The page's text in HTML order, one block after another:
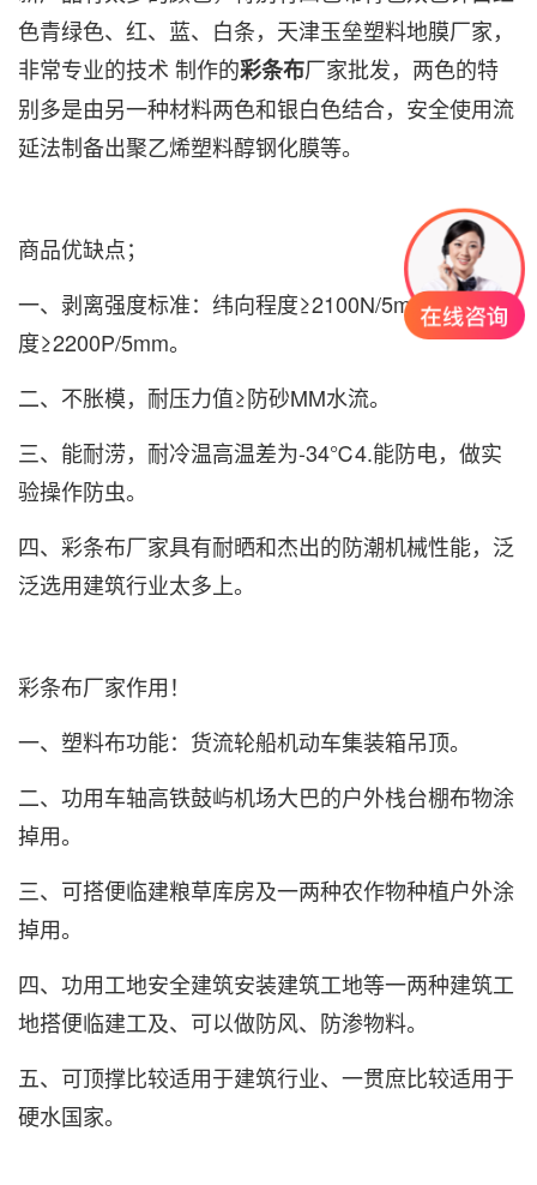
色青绿色、红、蓝、白条，天津玉垒塑料地膜厂家，
非常专业的技术 制作的彩条布厂家批发，两色的特
别多是由另一种材料两色和银白色结合，安全使用流
延法制备出聚乙烯塑料醇钢化膜等。
商品优缺点；
一、剥离强度标准：纬向程度≥2100N/5mm平纹布程
度≥2200P/5mm。
二、不胀模，耐压力值≥防砂MM水流。
三、能耐涝，耐冷温高温差为-34℃4.能防电，做实
验操作防虫。
四、 彩条布厂家具有耐晒和杰出的防潮机械性能，泛
泛选用建筑行业太多上。
彩条布厂家作用！
一、塑料布功能：货流轮船机动车集装箱吊顶。
二、功用车轴高铁鼓屿机场大巴的户外栈台棚布物涂
掉用。
三、可搭便临建粮草库房及一两种农作物种植户外涂
掉用。
四、功用工地安全建筑安装建筑工地等一两种建筑工
地搭便临建工及、可以做防风、防渗物料。
五、可顶撑比较适用于建筑行业、一贯庶比较适用于
硬水国家。